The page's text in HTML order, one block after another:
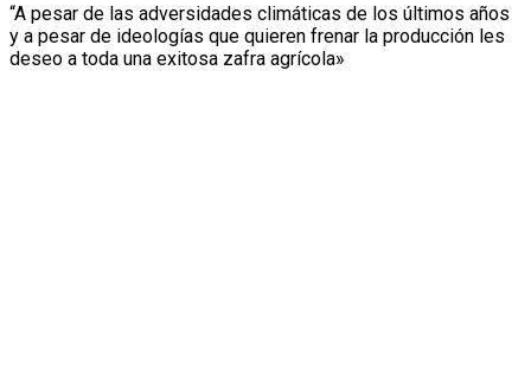
“A pesar de las adversidades climáticas de los últimos años
y a pesar de ideologías que quieren frenar la producción les
deseo a toda una exitosa zafra agrícola»